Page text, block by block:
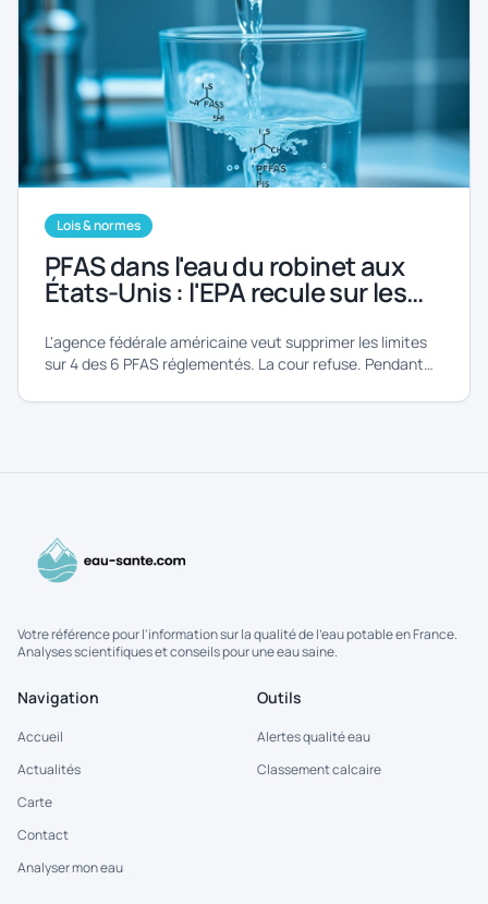
Lois & normes
PFAS dans l'eau du robinet aux
États-Unis : l'EPA recule sur les
millions d'Américains exposés
L'agence fédérale américaine veut supprimer les limites
sur 4 des 6 PFAS réglementés. La cour refuse. Pendant
d'Américains boivent une eau contenant ces polluants
Votre référence pour l'information sur la qualité de l'eau potable en France.
Analyses scientifiques et conseils pour une eau saine.
Navigation
Accueil
Actualités
Carte
Contact
Analyser mon eau
Outils
Alertes qualité eau
Classement calcaire